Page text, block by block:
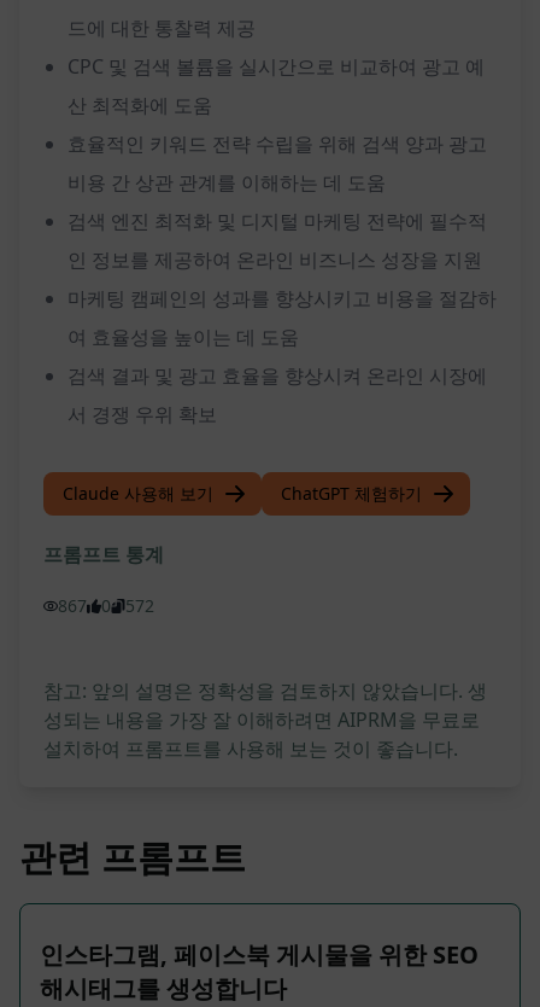
드에 대한 통찰력 제공
CPC 및 검색 볼륨을 실시간으로 비교하여 광고 예
산 최적화에 도움
효율적인 키워드 전략 수립을 위해 검색 양과 광고
비용 간 상관 관계를 이해하는 데 도움
검색 엔진 최적화 및 디지털 마케팅 전략에 필수적
인 정보를 제공하여 온라인 비즈니스 성장을 지원
마케팅 캠페인의 성과를 향상시키고 비용을 절감하
여 효율성을 높이는 데 도움
검색 결과 및 광고 효율을 향상시켜 온라인 시장에
서 경쟁 우위 확보
Claude 사용해 보기 ChatGPT 체험하기
프롬프트 통계
867 0 572
참고: 앞의 설명은 정확성을 검토하지 않았습니다. 생
성되는 내용을 가장 잘 이해하려면 AIPRM을 무료로
설치하여 프롬프트를 사용해 보는 것이 좋습니다.
관련 프롬프트
인스타그램, 페이스북 게시물을 위한 SEO
해시태그를 생성합니다